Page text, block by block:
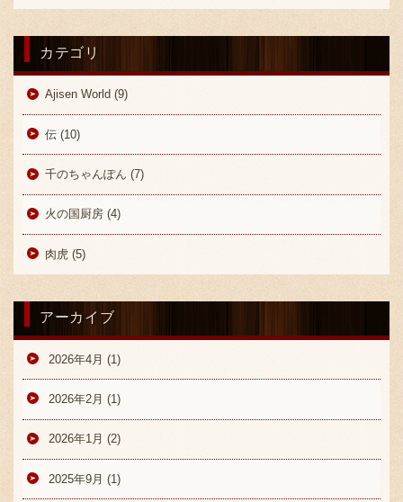
〒869-1107 熊本県菊池郡菊陽町辛川448
カテゴリ
Ajisen World (9)
伝 (10)
千のちゃんぽん (7)
火の国厨房 (4)
肉虎 (5)
アーカイブ
2026年4月 (1)
2026年2月 (1)
2026年1月 (2)
2025年9月 (1)